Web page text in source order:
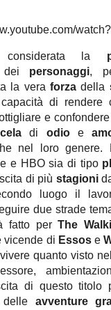
considerata la
dei personaggi,
la vera forza della
di rendere
e confondere
di odioe
nel loro genere.
e HBO sia di tipo
di più stagioni
luogo il
due strade
fatto perThe
vicende di Essose
quanto visto
di questo titolo
delle avventure